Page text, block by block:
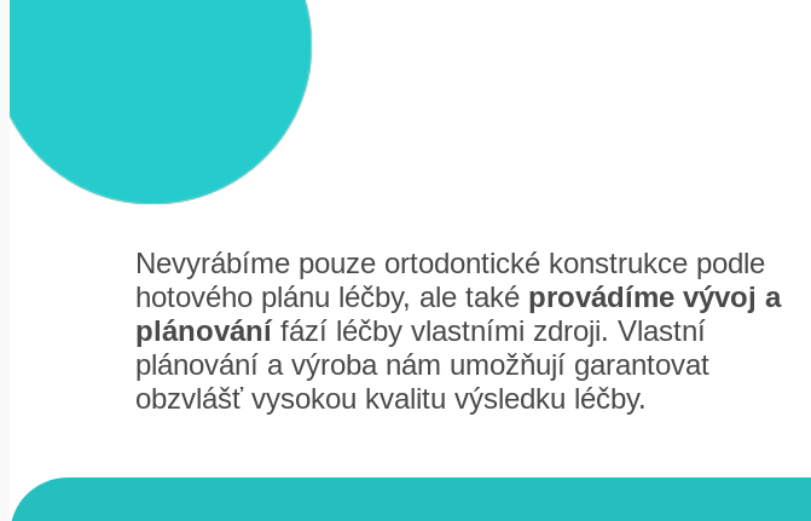
Nevyrábíme pouze ortodontické konstrukce podle
hotového plánu léčby, ale také provádíme vývoj a
plánovánífází léčby vlastními zdroji. Vlastní
plánování a výroba nám umožňují garantovat
obzvlášť vysokou kvalitu výsledku léčby.